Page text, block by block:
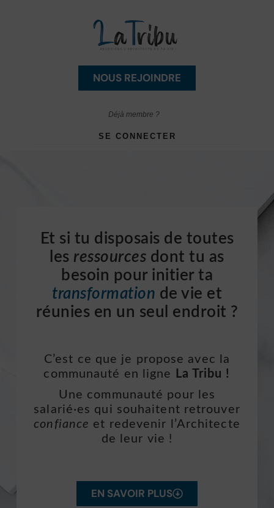
NOUS REJOINDRE
Déjà membre ?
SE CONNECTER
Et si tu disposais de toutes
les ressources dont tu as
besoin pour initier ta
transformation de vie et
réunies en un seul endroit ?
C’est ce que je propose avec la
communauté en ligne
La Tribu !
Une communauté pour les
salarié·es qui souhaitent retrouver
confiance et redevenir l’Architecte
de leur vie !
EN SAVOIR PLUS